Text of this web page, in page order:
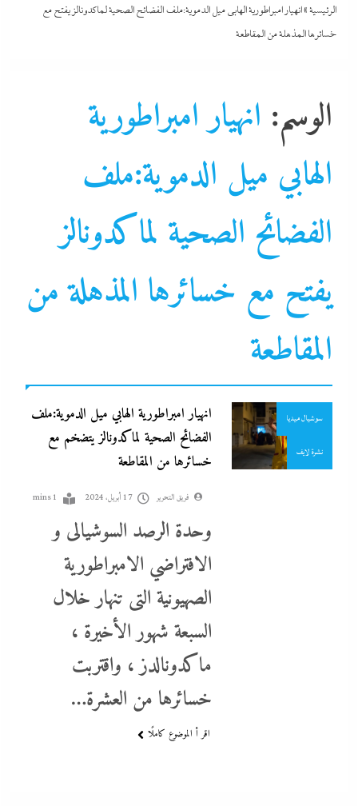
الرئيسية»انهيار امبراطورية الهابي ميل الدموية:ملف الفضائح الصحية لماكدونالز يفتح مع
خسائرها المذهلة من المقاطعة
الوسم: انهيار امبراطورية
الهابي ميل الدموية:ملف
الفضائح الصحية لماكدونالز
يفتح مع خسائرها المذهلة من
المقاطعة
أي خدمة
الأكل الأكل الصحي
التحليل اللحظي
جاءنا الآن
سوشيال ميديا
نشرة لايف
انهيار امبراطورية الهابي ميل الدموية:ملف
الفضائح الصحية لماكدونالز يتضخم مع
خسائرها من المقاطعة
فريق التحرير 17 أبريل، 2024 1 mins
وحدة الرصد السوشيالى و
الافتراضي الامبراطورية
الصهيونية التى تنهار خلال
السبعة شهور الأخيرة ،
ماكدونالدز ، واقتربت
خسائرها من العشرة…
اقر أ الموضوع كاملًا